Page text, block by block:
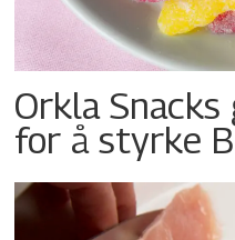
Orkla
for å styrke